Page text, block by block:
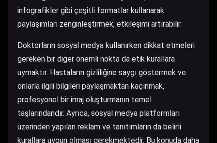
infografikler gibi çeşitli formatlar kullanarak
paylaşımları zenginleştirmek, etkileşimi artırabilir.
Doktorların sosyal medya kullanırken dikkat etmeleri
gereken bir diğer önemli nokta da etik kurallara
uymaktır. Hastaların gizliliğine saygı göstermek ve
onlarla ilgili bilgileri paylaşmaktan kaçınmak,
profesyonel bir imaj oluşturmanın temel
taşlarındandır. Ayrıca, sosyal medya platformları
üzerinden yapılan reklam ve tanıtımların da belirli
kurallara uygun olması gerekmektedir. Bu konuda daha